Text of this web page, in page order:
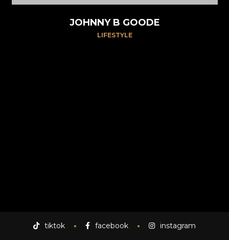
JOHNNY B GOODE
LIFESTYLE
tiktok facebook instagram